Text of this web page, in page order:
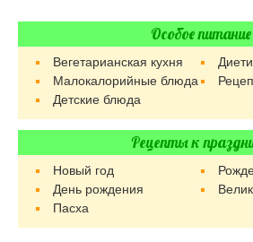
Особое питание
Вегетарианская кухня
Малокалорийные блюда
Детские блюда
Рецепты к
Новый год
День рождения
Пасха